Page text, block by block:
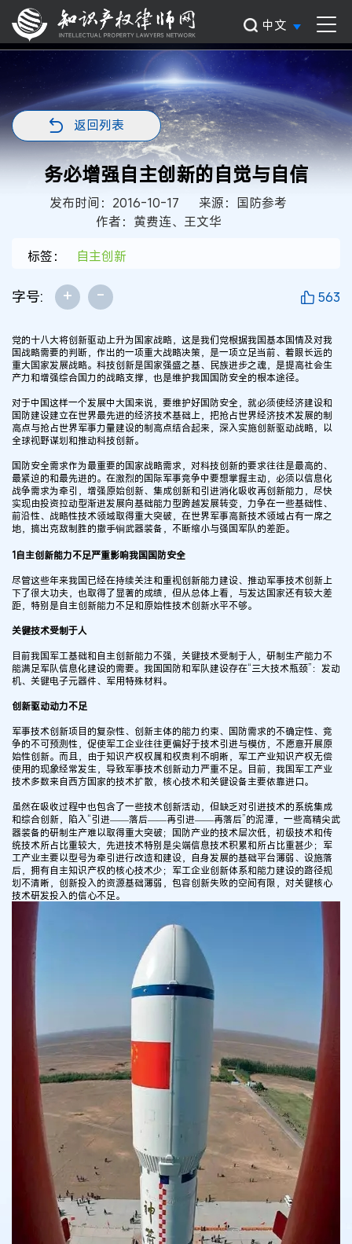
中文
返回列表
务必增强自主创新的自觉与自信
发布时间：2016-10-17
来源：国防参考
作者：黄费连、王文华
标签：
自主创新
字号: + - 563
党的十八大将创新驱动上升为国家战略，这是我们党根据我国基本国情及对我
国战略需要的判断，作出的一项重大战略决策，是一项立足当前、着眼长远的
重大国家发展战略。科技创新是国家强盛之基、民族进步之魂，是提高社会生
产力和增强综合国力的战略支撑，也是维护我国国防安全的根本途径。
对于中国这样一个发展中大国来说，要维护好国防安全，就必须使经济建设和
国防建设建立在世界最先进的经济技术基础上，把抢占世界经济技术发展的制
高点与抢占世界军事力量建设的制高点结合起来，深入实施创新驱动战略，以
全球视野谋划和推动科技创新。
国防安全需求作为最重要的国家战略需求，对科技创新的要求往往是最高的、
最紧迫的和最先进的。在激烈的国际军事竞争中要想掌握主动，必须以信息化
战争需求为牵引，增强原始创新、集成创新和引进消化吸收再创新能力，尽快
实现由投资拉动型渐进发展向基础能力型跨越发展转变，力争在一些基础性、
前沿性、战略性技术领域取得重大突破，在世界军事高新技术领域占有一席之
地，搞出克敌制胜的撒手锏武器装备，不断缩小与强国军队的差距。
1自主创新能力不足严重影响我国国防安全
尽管这些年来我国已经在持续关注和重视创新能力建设、推动军事技术创新上
下了很大功夫，也取得了显著的成绩，但从总体上看，与发达国家还有较大差
距，特别是自主创新能力不足和原始性技术创新水平不够。
关键技术受制于人
目前我国军工基础和自主创新能力不强，关键技术受制于人，研制生产能力不
能满足军队信息化建设的需要。我国国防和军队建设存在“三大技术瓶颈”：发动
机、关键电子元器件、军用特殊材料。
创新驱动动力不足
军事技术创新项目的复杂性、创新主体的能力约束、国防需求的不确定性、竞
争的不可预测性，促使军工企业往往更偏好于技术引进与模仿，不愿意开展原
始性创新。而且，由于知识产权权属和权责利不明晰，军工产业知识产权无偿
使用的现象经常发生，导致军事技术创新动力严重不足。目前，我国军工产业
技术多数来自西方国家的技术扩散，核心技术和关键设备主要依靠进口。
虽然在吸收过程中也包含了一些技术创新活动，但缺乏对引进技术的系统集成
和综合创新，陷入“引进——落后——再引进——再落后”的泥潭，一些高精尖武
器装备的研制生产难以取得重大突破；国防产业的技术层次低，初级技术和传
统技术所占比重较大，先进技术特别是尖端信息技术积累和所占比重甚少；军
工产业主要以型号为牵引进行改造和建设，自身发展的基础平台薄弱、设施落
后，拥有自主知识产权的核心技术少；军工企业创新体系和能力建设的路径规
划不清晰，创新投入的资源基础薄弱，包容创新失败的空间有限，对关键核心
技术研发投入的信心不足。